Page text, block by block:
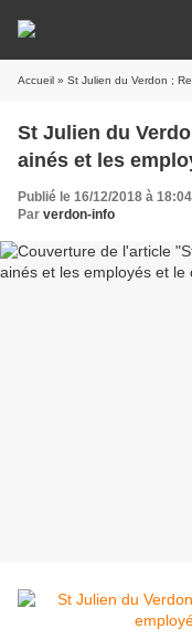
Accueil » St Julien du Verdon ;
St Julien du Verdon ; Repas de Noël pour
ainés et les
Publié le 16/12/2018 à 18:04
Par verdon-info